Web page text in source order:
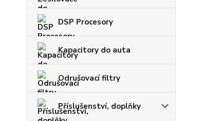
DSP Procesory
Kapacitory do auta
Odrušovací filtry
Příslušenství, doplňky